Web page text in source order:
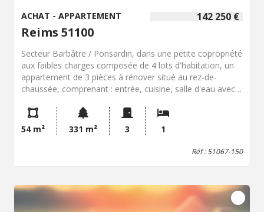
142 250 €
ACHAT - APPARTEMENT
Reims 51100
Secteur Barbâtre / Ponsardin, dans une petite copropriété
aux faibles charges composée de 4 lots d'habitation, un
appartement de 3 pièces à rénover situé au rez-de-
chaussée, comprenant : entrée, cuisine, salle d'eau avec
située au sous-sol d'environ 9,60 m² avec atelier et
électricité et un box fermé par une porte basculante
manuelle complètent ce bien. Chauffage individuel gaz.
54 m² 331 m² 3 1
Réf : 51067-150